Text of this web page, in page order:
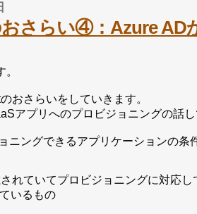
さらい④：Azure AD
おさらいをしていきます。
アプリへのプロビジョニングの話し
ニングできるアプリケーションの条
れていてプロビジョニングに対応し
いるもの